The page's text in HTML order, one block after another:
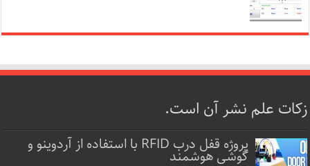
زکات علم نشر آن است.
پروژه قفل‌ درب RFID با استفاده از آردوینو و
گوشی هوشمند